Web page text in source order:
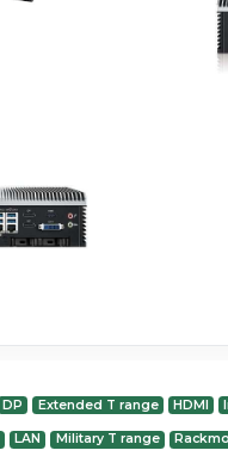
DP Extended T range HDMI
LAN Military T range